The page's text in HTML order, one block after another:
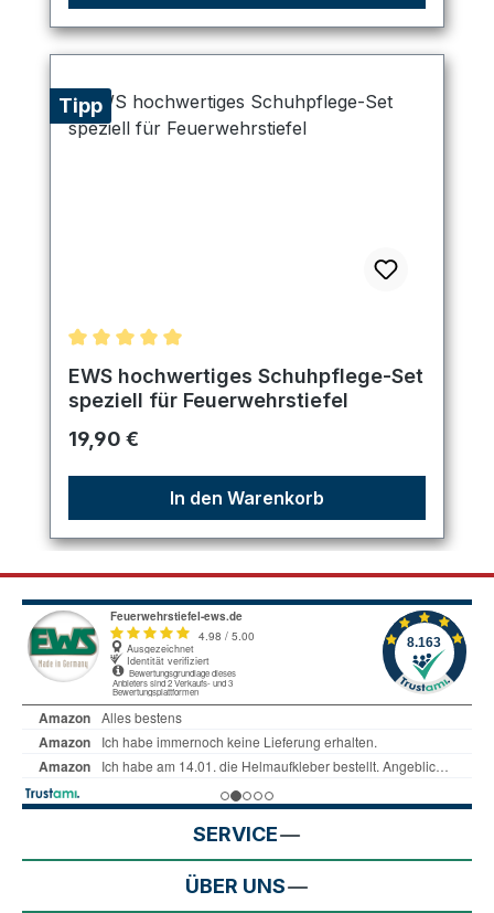
Tipp
Durchschnittliche Bewertung von 5 von 5 Sternen
EWS hochwertiges Schuhpflege-Set
speziell für Feuerwehrstiefel
Regulärer Preis:
19,90 €
In den Warenkorb
SERVICE
ÜBER UNS